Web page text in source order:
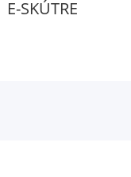
E-SKÚTRE